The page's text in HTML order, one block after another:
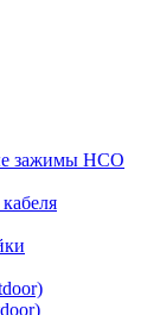
зажимы НСО